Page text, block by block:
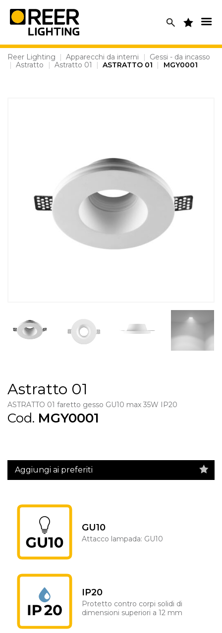
content
Reer Lighting | Apparecchi da interni |
Gessi - da incasso
| Astratto | Astratto 01 | ASTRATTO 01 | MGY0001
Astratto 01
ASTRATTO 01 faretto gesso GU10 max 35W IP20
Cod. MGY0001
Aggiungi ai preferiti
GU10
Attacco lampada: GU10
IP20
Protetto contro corpi solidi di
dimensioni superiori a 12 mm